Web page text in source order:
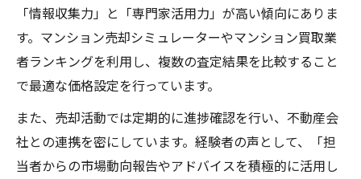
「情報収集力」と「専門家活用力」が高い傾向にありま
す。マンション売却シミュレーターやマンション買取業
者ランキングを利用し、複数の査定結果を比較すること
で最適な価格設定を行っています。
また、売却活動では定期的に進捗確認を行い、不動産会
社との連携を密にしています。経験者の声として、「担
当者からの市場動向報告やアドバイスを積極的に活用し